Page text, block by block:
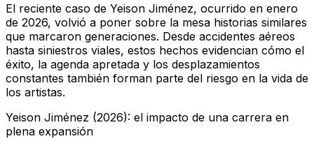
El reciente caso de Yeison Jiménez, ocurrido en enero
de 2026, volvió a poner sobre la mesa historias similares
que marcaron generaciones. Desde accidentes aéreos
hasta siniestros viales, estos hechos evidencian cómo el
éxito, la agenda apretada y los desplazamientos
constantes también forman parte del riesgo en la vida de
los artistas.
Yeison Jiménez (2026): el impacto de una carrera en
plena expansión